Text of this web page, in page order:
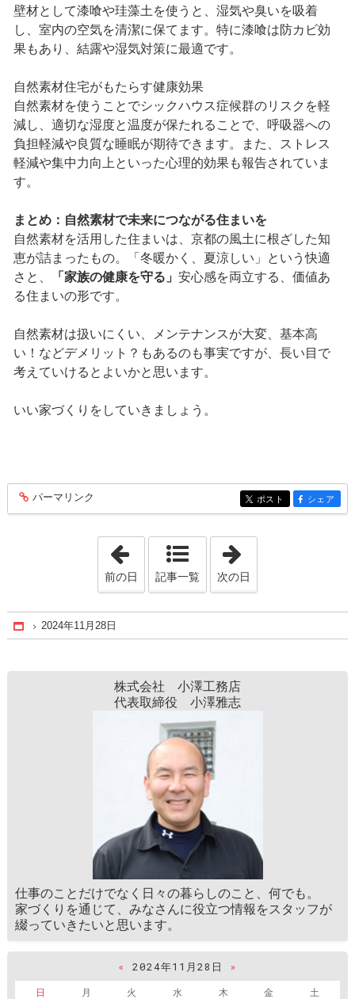
壁材として漆喰や珪藻土を使うと、湿気や臭いを吸着
し、室内の空気を清潔に保てます。特に漆喰は防カビ効
果もあり、結露や湿気対策に最適です。
自然素材住宅がもたらす健康効果
自然素材を使うことでシックハウス症候群のリスクを軽
減し、適切な湿度と温度が保たれることで、呼吸器への
負担軽減や良質な睡眠が期待できます。また、ストレス
軽減や集中力向上といった心理的効果も報告されていま
す。
まとめ：自然素材で未来につながる住まいを
自然素材を活用した住まいは、京都の風土に根ざした知
恵が詰まったもの。「冬暖かく、夏涼しい」という快適
さと、
「家族の健康を守る」 安心感を両立する、価値あ
る住まいの形です。
自然素材は扱いにくい、メンテナンスが大変、基本高
い！などデメリット？もあるのも事実ですが、長い目で
考えていけるとよいかと思います。
いい家づくりをしていきましょう。
entry363
パーマリンク entry363
ポスト entry363
シェア
「2024年11月20日」
前の日 記事一覧 次の日
Home
2024年11月28日
株式会社 小澤工務店
代表取締役 小澤雅志
仕事のことだけでなく日々の暮らしのこと、何でも。
家づくりを通じて、みなさんに役立つ情報をスタッフが
綴っていきたいと思います。
« 2024年11月28日
»
日
月 火 水 木 金
土